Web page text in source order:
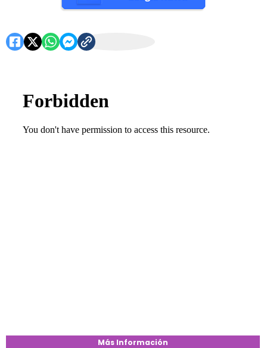
Más Información